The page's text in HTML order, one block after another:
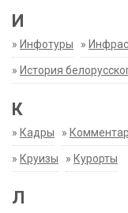
И
» Инфотуры »
» История
К
» Кадры »
» Круизы » Курорты
Л